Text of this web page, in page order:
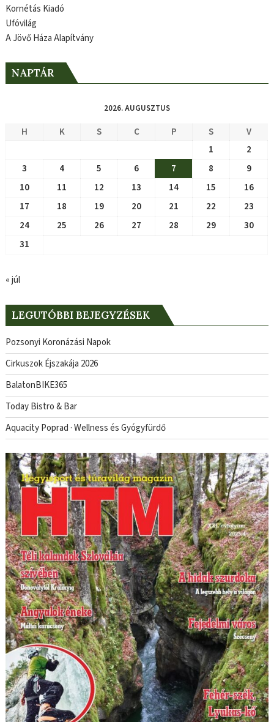
Kornétás Kiadó
Ufóvilág
A Jövő Háza Alapítvány
NAPTÁR
2026. AUGUSZTUS
H K S C P S
V
1
2
3
4 5 6 7 8
9
10
11 12 13 14 15
16
17
18 19 20 21 22
23
24
25 26 27 28 29
30
31
« júl
LEGUTÓBBI BEJEGYZÉSEK
Pozsonyi Koronázási Napok
Cirkuszok Éjszakája 2026
BalatonBIKE365
Today Bistro & Bar
Aquacity Poprad · Wellness és Gyógyfürdő